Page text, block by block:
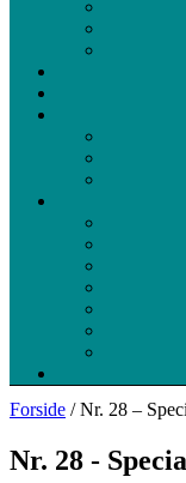
Forside / Nr. 28 –
Nr. 28 -